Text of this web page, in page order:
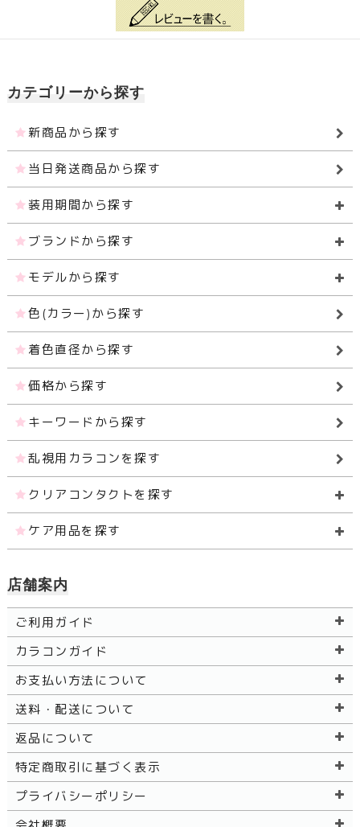
カテゴリーから探す
新商品から探す
当日発送商品から探す
装用期間から探す
ブランドから探す
モデルから探す
色(カラー)から探す
着色直径から探す
価格から探す
キーワードから探す
乱視用カラコンを探す
クリアコンタクトを探す
ケア用品を探す
店舗案内
ご利用ガイド
カラコンガイド
お支払い方法について
送料・配送について
返品について
特定商取引に基づく表示
プライバシーポリシー